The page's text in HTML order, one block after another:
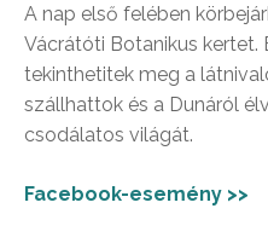
A nap első felében
Vácrátóti Botanikus
tekinthetitek meg a
szállhattok és a Dunáról
csodálatos világát.
Facebook-esemény >>